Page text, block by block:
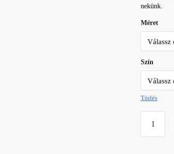
nekünk.
Méret
Szín
Törlés
matrica